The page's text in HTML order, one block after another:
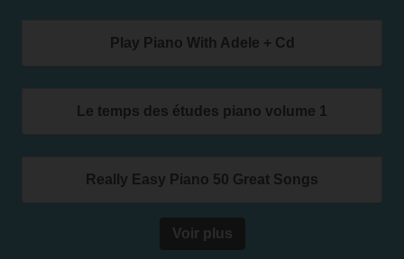
Play Piano With Adele + Cd
Le temps des études piano volume 1
Really Easy Piano 50 Great Songs
Voir plus